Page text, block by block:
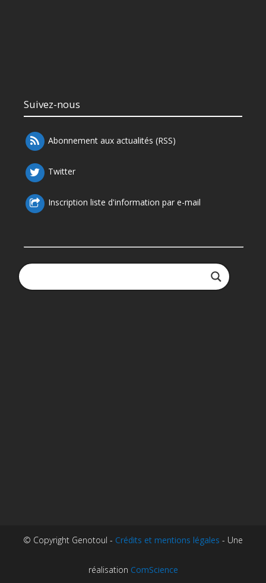
Suivez-nous
Abonnement aux actualités (RSS)
Twitter
Inscription liste d'information par e-mail
© Copyright Genotoul - Crédits et mentions légales - Une
réalisation ComScience